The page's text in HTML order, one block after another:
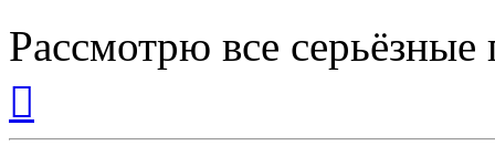
Рассмотрю все
началу